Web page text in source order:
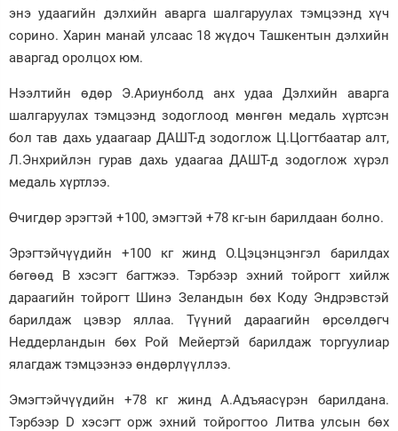
энэ удаагийн дэлхийн аварга шалгаруулах тэмцээнд хүч
сорино. Харин манай улсаас 18 жүдоч Ташкентын дэлхийн
аваргад оролцох юм.
Нээлтийн өдөр Э.Ариунболд анх удаа Дэлхийн аварга
шалгаруулах тэмцээнд зодоглоод мөнгөн медаль хүртсэн
бол тав дахь удаагаар ДАШТ-д зодоглож Ц.Цогтбаатар алт,
Л.Энхрийлэн гурав дахь удаагаа ДАШТ-д зодоглож хүрэл
медаль хүртлээ.
Өчигдөр эрэгтэй +100, эмэгтэй +78 кг-ын барилдаан болно.
Эрэгтэйчүүдийн +100 кг жинд О.Цэцэнцэнгэл барилдах
бөгөөд В хэсэгт багтжээ. Тэрбээр эхний тойрогт хийлж
дараагийн тойрогт Шинэ Зеландын бөх Коду Эндрэвстэй
барилдаж цэвэр яллаа. Түүний дараагийн өрсөлдөгч
Неддерландын бөх Рой Мейертэй барилдаж торгуулиар
ялагдаж тэмцээнээ өндөрлүүллээ.
Эмэгтэйчүүдийн +78 кг жинд А.Адъяасүрэн барилдана.
Тэрбээр D хэсэгт орж эхний тойрогтоо Литва улсын бөх